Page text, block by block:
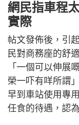
網民指車程
實際
帖文發佈後，引
民對商務座的舒
「一個可以伸展
榮一吓有咩所謂
早到車站使用專
任食的待遇，認